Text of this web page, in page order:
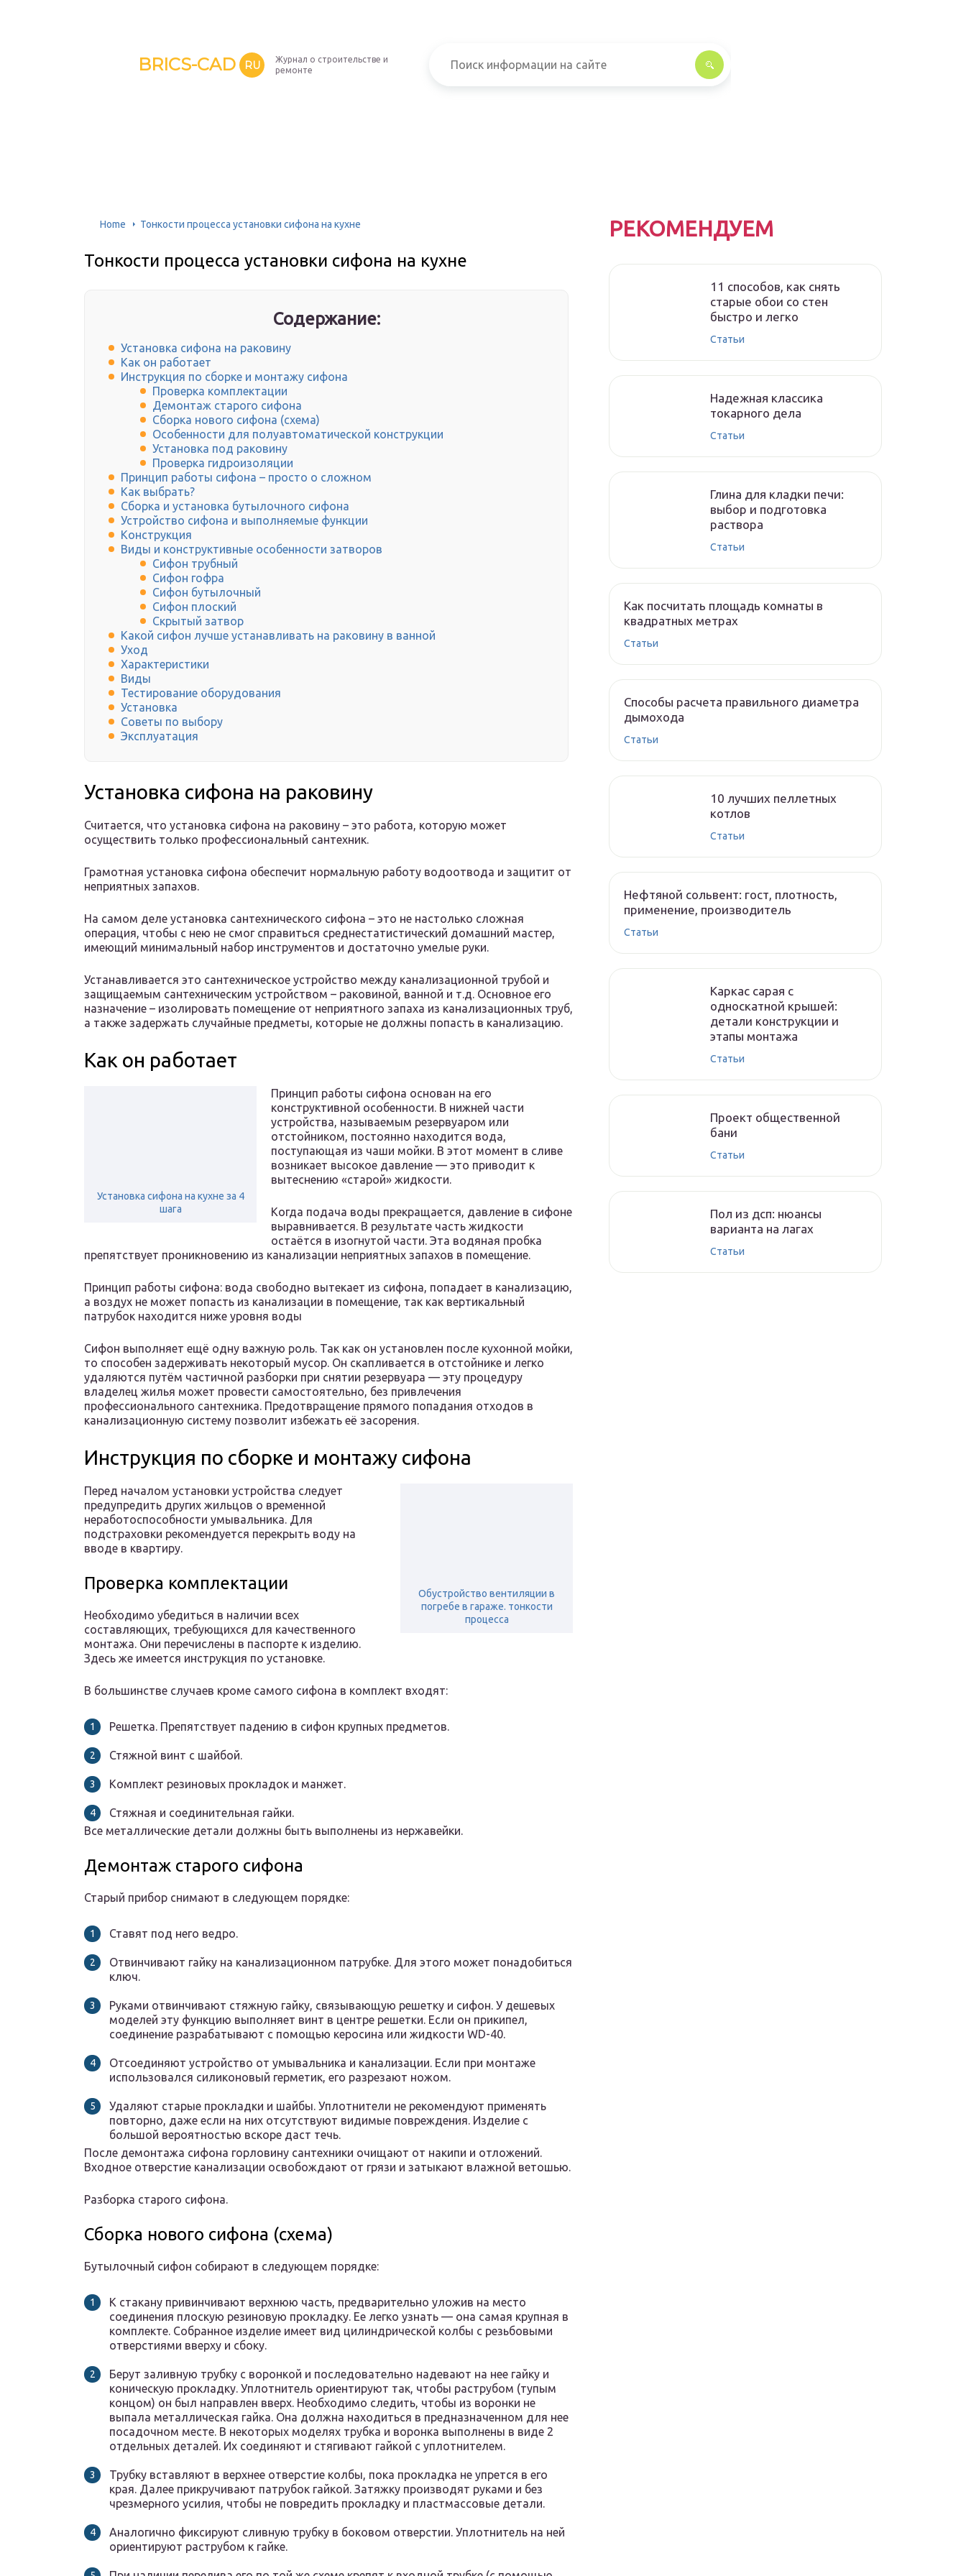
BRICS-CAD RU
Журнал о строительстве и
ремонте
Home Тонкости процесса установки сифона на кухне
Тонкости процесса установки сифона на кухне
Содержание:
Установка сифона на раковину
Как он работает
Инструкция по сборке и монтажу сифона
Проверка комплектации
Демонтаж старого сифона
Сборка нового сифона (схема)
Особенности для полуавтоматической конструкции
Установка под раковину
Проверка гидроизоляции
Принцип работы сифона – просто о сложном
Как выбрать?
Сборка и установка бутылочного сифона
Устройство сифона и выполняемые функции
Конструкция
Виды и конструктивные особенности затворов
Сифон трубный
Сифон гофра
Сифон бутылочный
Сифон плоский
Скрытый затвор
Какой сифон лучше устанавливать на раковину в ванной
Уход
Характеристики
Виды
Тестирование оборудования
Установка
Советы по выбору
Эксплуатация
Установка сифона на раковину
Считается, что установка сифона на раковину – это работа, которую может
осуществить только профессиональный сантехник.
Грамотная установка сифона обеспечит нормальную работу водоотвода и защитит от
неприятных запахов.
На самом деле установка сантехнического сифона – это не настолько сложная
операция, чтобы с нею не смог справиться среднестатистический домашний мастер,
имеющий минимальный набор инструментов и достаточно умелые руки.
Устанавливается это сантехническое устройство между канализационной трубой и
защищаемым сантехническим устройством – раковиной, ванной и т.д. Основное его
назначение – изолировать помещение от неприятного запаха из канализационных труб,
а также задержать случайные предметы, которые не должны попасть в канализацию.
Как он работает
Установка сифона на кухне за 4
шага
Принцип работы сифона основан на его
конструктивной особенности. В нижней части
устройства, называемым резервуаром или
отстойником, постоянно находится вода,
поступающая из чаши мойки. В этот момент в сливе
возникает высокое давление — это приводит к
вытеснению «старой» жидкости.
Когда подача воды прекращается, давление в сифоне
выравнивается. В результате часть жидкости
остаётся в изогнутой части. Эта водяная пробка
препятствует проникновению из канализации неприятных запахов в помещение.
Принцип работы сифона: вода свободно вытекает из сифона, попадает в канализацию,
а воздух не может попасть из канализации в помещение, так как вертикальный
патрубок находится ниже уровня воды
Сифон выполняет ещё одну важную роль. Так как он установлен после кухонной мойки,
то способен задерживать некоторый мусор. Он скапливается в отстойнике и легко
удаляются путём частичной разборки при снятии резервуара — эту процедуру
владелец жилья может провести самостоятельно, без привлечения
профессионального сантехника. Предотвращение прямого попадания отходов в
канализационную систему позволит избежать её засорения.
Инструкция по сборке и монтажу сифона
Обустройство вентиляции в
погребе в гараже. тонкости
процесса
Перед началом установки устройства следует
предупредить других жильцов о временной
неработоспособности умывальника. Для
подстраховки рекомендуется перекрыть воду на
вводе в квартиру.
Проверка комплектации
Необходимо убедиться в наличии всех
составляющих, требующихся для качественного
монтажа. Они перечислены в паспорте к изделию.
Здесь же имеется инструкция по установке.
В большинстве случаев кроме самого сифона в комплект входят:
Решетка. Препятствует падению в сифон крупных предметов.
Стяжной винт с шайбой.
Комплект резиновых прокладок и манжет.
Стяжная и соединительная гайки.
Все металлические детали должны быть выполнены из нержавейки.
Демонтаж старого сифона
Старый прибор снимают в следующем порядке:
Ставят под него ведро.
Отвинчивают гайку на канализационном патрубке. Для этого может понадобиться
ключ.
Руками отвинчивают стяжную гайку, связывающую решетку и сифон. У дешевых
моделей эту функцию выполняет винт в центре решетки. Если он прикипел,
соединение разрабатывают с помощью керосина или жидкости WD-40.
Отсоединяют устройство от умывальника и канализации. Если при монтаже
использовался силиконовый герметик, его разрезают ножом.
Удаляют старые прокладки и шайбы. Уплотнители не рекомендуют применять
повторно, даже если на них отсутствуют видимые повреждения. Изделие с
большой вероятностью вскоре даст течь.
После демонтажа сифона горловину сантехники очищают от накипи и отложений.
Входное отверстие канализации освобождают от грязи и затыкают влажной ветошью.
Разборка старого сифона.
Сборка нового сифона (схема)
Бутылочный сифон собирают в следующем порядке:
К стакану привинчивают верхнюю часть, предварительно уложив на место
соединения плоскую резиновую прокладку. Ее легко узнать — она самая крупная в
комплекте. Собранное изделие имеет вид цилиндрической колбы с резьбовыми
отверстиями вверху и сбоку.
Берут заливную трубку с воронкой и последовательно надевают на нее гайку и
коническую прокладку. Уплотнитель ориентируют так, чтобы раструбом (тупым
концом) он был направлен вверх. Необходимо следить, чтобы из воронки не
выпала металлическая гайка. Она должна находиться в предназначенном для нее
посадочном месте. В некоторых моделях трубка и воронка выполнены в виде 2
отдельных деталей. Их соединяют и стягивают гайкой с уплотнителем.
Трубку вставляют в верхнее отверстие колбы, пока прокладка не упрется в его
края. Далее прикручивают патрубок гайкой. Затяжку производят руками и без
чрезмерного усилия, чтобы не повредить прокладку и пластмассовые детали.
Аналогично фиксируют сливную трубку в боковом отверстии. Уплотнитель на ней
ориентируют раструбом к гайке.
РЕКОМЕНДУЕМ
11 способов, как снять
старые обои со стен
быстро и легко
Cтатьи
Надежная классика
токарного дела
Cтатьи
Глина для кладки печи:
выбор и подготовка
раствора
Cтатьи
Как посчитать площадь комнаты в
квадратных метрах
Cтатьи
Способы расчета правильного диаметра
дымохода
Cтатьи
10 лучших пеллетных
котлов
Cтатьи
Нефтяной сольвент: гост, плотность,
применение, производитель
Cтатьи
Каркас сарая с
односкатной крышей:
детали конструкции и
этапы монтажа
Cтатьи
Проект общественной
бани
Cтатьи
Пол из дсп: нюансы
варианта на лагах
Cтатьи